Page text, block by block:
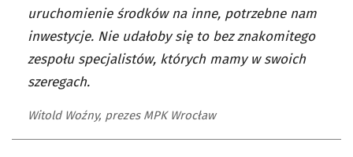
uruchomienie środków na inne, potrzebne nam
inwestycje. Nie udałoby się to bez znakomitego
zespołu specjalistów, których mamy w swoich
szeregach.
Witold Woźny, prezes MPK Wrocław